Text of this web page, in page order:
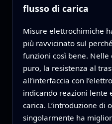
flusso di carica
Misure elettrochimiche
più ravvicinato sul
funzioni così bene. Nelle
puro, la resistenza al
all’interfaccia con
indicando reazioni lente
carica. L’introduzione di
singolarmente ha